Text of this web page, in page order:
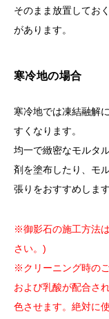
そのまま放置してお
があります。
寒冷地の場合
寒冷地では凍結融解
すくなります。
均一で緻密なモルタ
剤を塗布したり、モ
張りをおすすめします
※御影石の施工方法
さい。)
※クリーニング時の
および乳酸が配合さ
色させます。絶対に